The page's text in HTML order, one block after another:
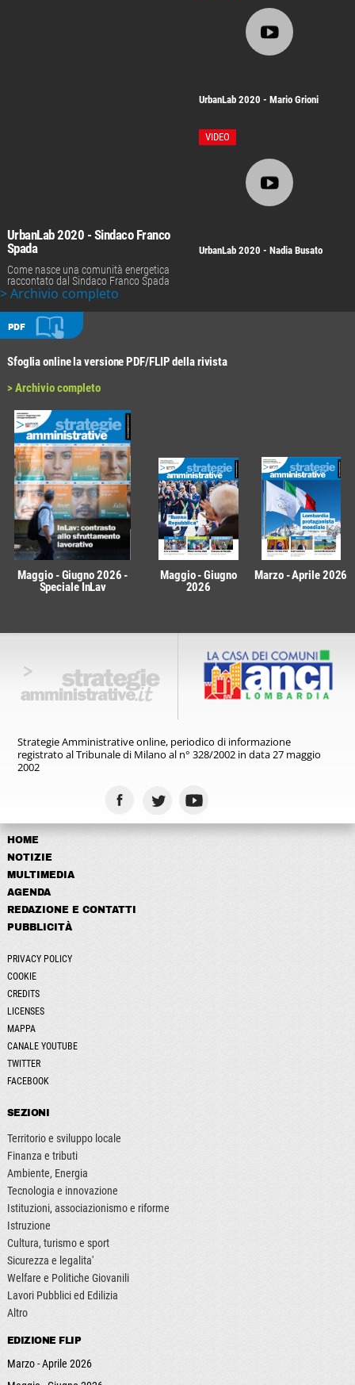
UrbanLab 2020 - Sindaco Franco
Spada
Come nasce una comunità energetica
raccontato dal Sindaco Franco Spada
UrbanLab 2020 - Mario Grioni
VIDEO
UrbanLab 2020 - Nadia Busato
> Archivio completo
PDF
Sfoglia online la versione PDF/FLIP della rivista
> Archivio completo
Maggio - Giugno 2026 -
Speciale InLav
Maggio - Giugno
2026
Marzo - Aprile 2026
Strategie Amministrative online, periodico di informazione
registratoal Tribunale di Milano al n° 328/2002 in data 27 maggio
2002
HOME
NOTIZIE
MULTIMEDIA
AGENDA
REDAZIONE E CONTATTI
PUBBLICITÀ
PRIVACY POLICY
COOKIE
CREDITS
LICENSES
MAPPA
CANALE YOUTUBE
TWITTER
FACEBOOK
SEZIONI
Territorio e sviluppo locale
Finanza e tributi
Ambiente, Energia
Tecnologia e innovazione
Istituzioni, associazionismo e riforme
Istruzione
Cultura, turismo e sport
Sicurezza e legalita'
Welfare e Politiche Giovanili
Lavori Pubblici ed Edilizia
Altro
EDIZIONE FLIP
Marzo - Aprile 2026